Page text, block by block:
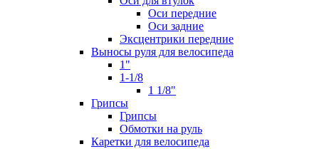
Оси передние
Оси задние
Эксцентрики передние
Выносы руля для велосипеда
1"
1-1/8
1 1/8"
Грипсы
Грипсы
Обмотки на руль
Каретки для велосипеда